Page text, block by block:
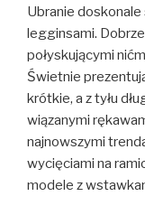
Ubranie
legginsami.
połyskującymi
Świetnie
krótkie, a z tyłu
wiązanymi
najnowszymi
wycięciami na
modele z